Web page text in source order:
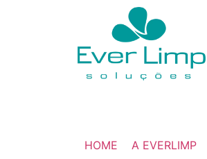
HOME A EVERLIMP